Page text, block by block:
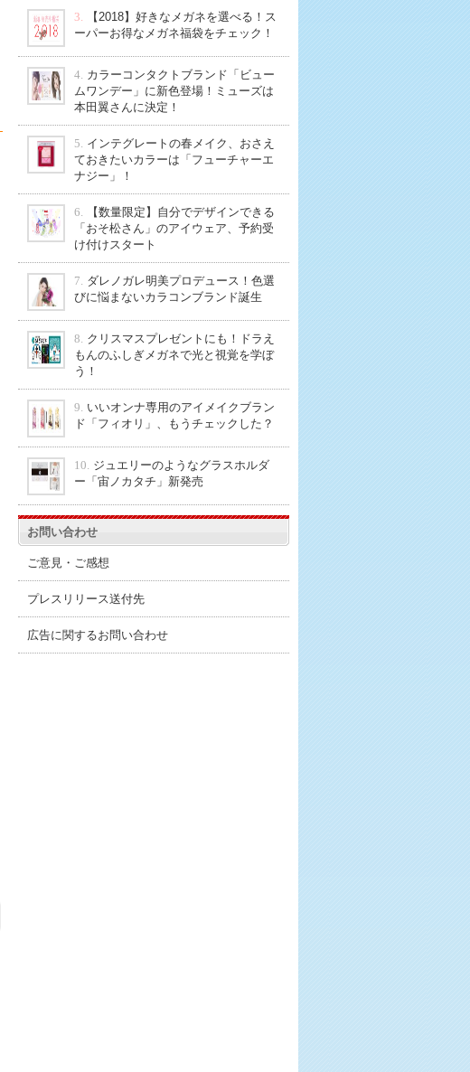
3.
【2018】好きなメガネを選べる！ス
ーパーお得なメガネ福袋をチェック！
4. カラーコンタクトブランド「ビュー
ムワンデー」に新色登場！ミューズは
本田翼さんに決定！
5. インテグレートの春メイク、おさえ
ておきたいカラーは「フューチャーエ
ナジー」！
6.
【数量限定】自分でデザインできる
「おそ松さん」のアイウェア、予約受
け付けスタート
7. ダレノガレ明美プロデュース！色選
びに悩まないカラコンブランド誕生
8. クリスマスプレゼントにも！ドラえ
もんのふしぎメガネで光と視覚を学ぼ
う！
9. いいオンナ専用のアイメイクブラン
ド「フィオリ」、もうチェックした？
10. ジュエリーのようなグラスホルダ
ー「宙ノカタチ」新発売
お問い合わせ
ご意見・ご感想
プレスリリース送付先
広告に関するお問い合わせ